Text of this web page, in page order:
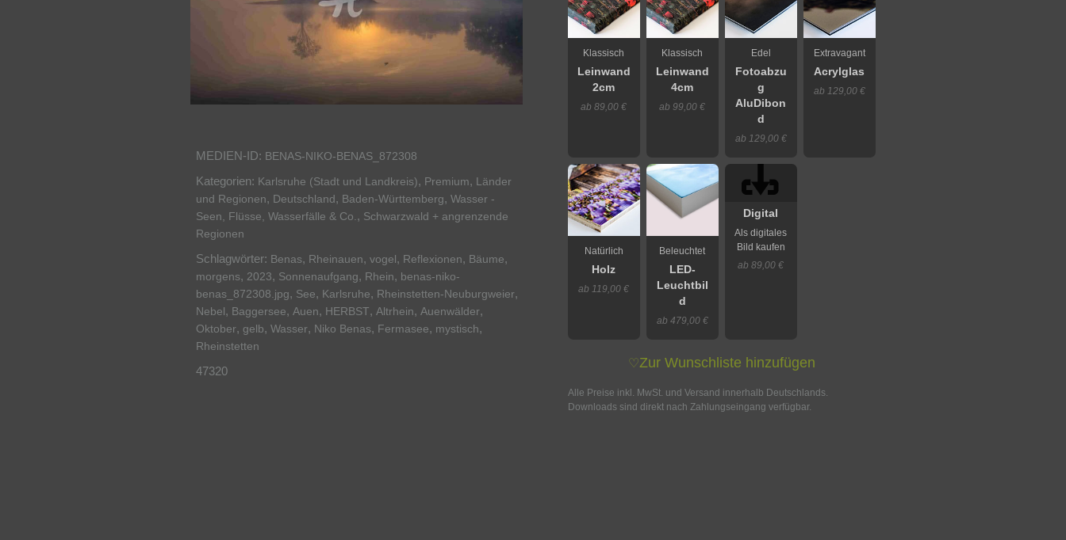
MEDIEN-ID: BENAS-NIKO-BENAS_872308
Kategorien: Karlsruhe (Stadt und Landkreis), Premium, Länder
und Regionen, Deutschland, Baden-Württemberg, Wasser -
Seen, Flüsse, Wasserfälle & Co., Schwarzwald + angrenzende
Regionen
Schlagwörter: Benas, Rheinauen, vogel, Reflexionen, Bäume,
morgens, 2023, Sonnenaufgang, Rhein, benas-niko-
benas_872308.jpg, See, Karlsruhe, Rheinstetten-Neuburgweier,
Nebel, Baggersee, Auen, HERBST, Altrhein, Auenwälder,
Oktober, gelb, Wasser, Niko Benas, Fermasee, mystisch,
Rheinstetten
47320
Klassisch
Leinwand
2cm
ab 89,00 €
Klassisch
Leinwand
4cm
ab 99,00 €
Edel
Fotoabzu
g
AluDibon
d
ab 129,00 €
Extravagant
Acrylglas
ab 129,00 €
Natürlich
Holz
ab 119,00 €
Beleuchtet
LED-
Leuchtbil
d
ab 479,00 €
Digital
Als digitales
Bild kaufen
ab 89,00 €
♡Zur Wunschliste hinzufügen
Alle Preise inkl. MwSt. und Versand innerhalb Deutschlands.
Downloads sind direkt nach Zahlungseingang verfügbar.